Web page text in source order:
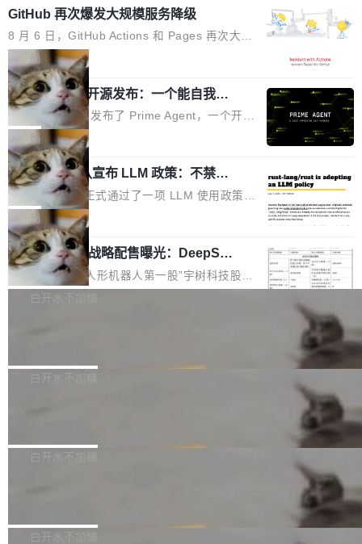
他引用的帖子来自 Mathew Shen，一位 ICLR 2
026 的读者：「看了篇 ...
理由很具体。FA 系列不需要解释，但 FA2 是他
认为最重要的一个——复杂度恰到好处，刚好能
驱动你去学 CuTe，但还没被那些"邪恶的" Hopp
er++ 优化所淹没，足够容易修改和适配。 更关
键的是 FA2 的持久性...
鸿蒙通过统一技术底座和分布式能力，为不同类
型智能设备的开发、连接与互联提供关键支撑，
也为产业链企业探索产品创新与商业增长打开新
的空间。 8月14日，开源鸿蒙智能硬件开发者日
（OHDD：OpenHarmony Hardware Develope
r Day）将在杭州启航。活动面向智能硬件产业
链企业和开发者，邀请行业专家与资深技术顾
问，围绕开源鸿蒙技术能力、设备适配、芯片适
配、功耗与稳定性调优、兼容性测评及统一互联
等内容展开系统讲解和实战交流，帮助企业进一
步了解开源鸿蒙在智能...
GitHub 再次爆发大规模服务降级
8 月 6 日，GitHub Actions 和 Pages 再次大规
模服务降级，Actions 完全不可用超过 5 小时，
webhook 停发，连自托管 runner 也因调度层故
障无法工作。Pages、Copilot code review、C
opilot coding agent 全部受影响。从检测到完全
恢复，大约 12 小时。 这是 2026 年 8 月的第六
起事故，其中四起与 AI/Copilot 服务相关。 Git
Hub 员工 kdaigle 在 HN 讨论中贴出了一组数
据：2025 年全年 10 亿次 commit。现在，每周
2.75 亿次，全年预计 140 亿次。GitHub...
局
Prime Agent 开源发布：一个能自我改
进的编程 Agent，ARC-AGI 3 超越人类
专家基线
Prime Intellect 发布了 Prime Agent，一个开源
的编程 Agent Harness，核心设计围绕两个抽
象：Recursive Language Model（RLM）和 C
ontinual Harness。在 ARC-AGI 3 基准测试
上，Prime Agent + Opus 5 的组合达到了 95.
5% RHAE Best@1，超过了 ARC 报告的人类专
家基线 95.4%。 不是又一个 coding agent 包装
器 Prime Agent 的架构和市面上大多数 coding
agent 有本质区别。大多数 agent harness 的设
计是基于早期模型的能力—...
局
Rust 项目团队宣布 LLM 政策：不禁
止，但你要承认哪些代码不是你写的
Rust 语言项目正式通过了一项 LLM 使用政策，
覆盖 rust-lang/rust 单一仓库的代码贡献。这不
是项目级别的官方立场，目前由五个团队采纳，
但它可能是主流开源项目中关于 AI 辅助贡献最
细致的一份规则。 政策的核心只有一句话：LLM
可以用来分析、提炼、审阅、建议，但不能用来
不得生成涉及安全性的关键变更，除非作者本身
局
宇树科技 IPO 战略配售曝光：DeepSe
ek 获配 93.3 万股，锁定 36 个月
8月6日晚间，“人形机器人第一股”宇树科技股份
有限公司披露IPO发行价格及战略配售结果，杭
36个月。 公告显示，本次宇树科技战略配售对
员工参与设立的专项资产管理计划。其中，Dee
获配9...
白开水不加糖
Bug fixes and enhancements 修复多次传递同
一个回归问题，该问题导致拉取镜像时会拒绝包
题，该问题可能导致在旧版 Linux 内核...
白开水不加糖
e 孵化器项目管理委员会（IPMC）投票中获得
P）！这一里程碑不仅标志着 Fluss 迈入新的发
白开水不加糖
长期停止内容更新，未能实现其作为“AI版维基百
白开水不加糖